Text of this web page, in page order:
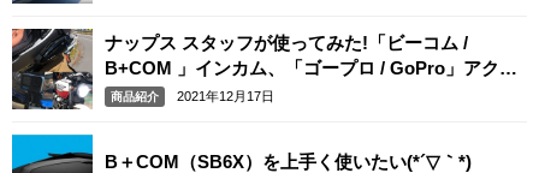
ナップス スタッフが使ってみた!「ビーコム /
B+COM 」インカム、「ゴープロ / GoPro」アクシ
ョンカメラ、「スフィアライト / SPHERELIGHT」
商品紹介 2021年12月17日
B＋COM（SB6X）を上手く使いたい(*´▽｀*)